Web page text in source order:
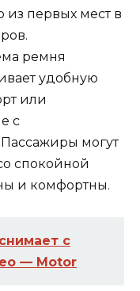
из первых мест в
ремня
удобную
или
с
могут
спокойной
и комфортны.
с
— Motor